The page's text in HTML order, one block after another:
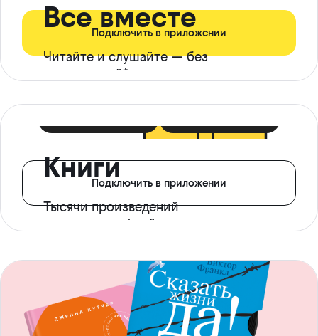
Все вместе
Читайте и слушайте — без
ограничений*
Подключить в приложении
Книги
Тысячи произведений
с доступом офлайн
Подключить в приложении